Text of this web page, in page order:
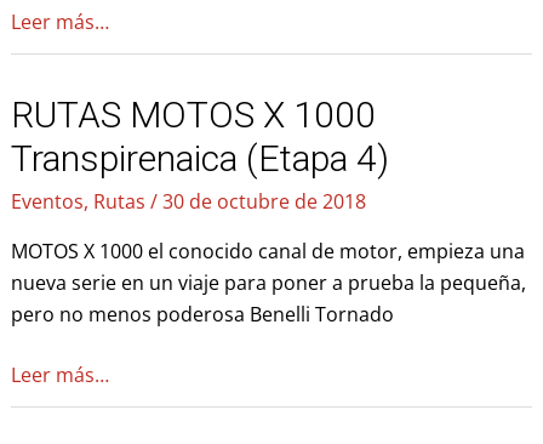
Leer más…
RUTAS MOTOS X 1000
Transpirenaica (Etapa 4)
Eventos, Rutas /30 de octubre de 2018
MOTOS X 1000 el conocido canal de motor, empieza una
nueva serie en un viaje para poner a prueba la pequeña,
pero no menos poderosa Benelli Tornado
RUTAS
MOTOS
1000
(Etapa
4)
Leer más…